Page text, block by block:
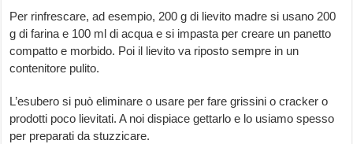
Per rinfrescare, ad esempio, 200 g di lievito madre si usano 200
g di farina e 100 ml di acqua e si impasta per creare un panetto
compatto e morbido. Poi il lievito va riposto sempre in un
contenitore pulito.
L’esubero si può eliminare o usare per fare grissini o cracker o
prodotti poco lievitati. A noi dispiace gettarlo e lo usiamo spesso
per preparati da stuzzicare.